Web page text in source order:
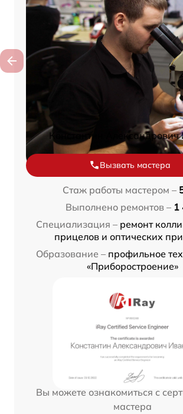
Константин Александрович
Вызвать мастера
Стаж работы мастером –
Выполнено ремонтов – 1
Специализация – ремонт
прицелов и оптических
Образование – профильное
«Приборостроение»
Вы можете ознакомиться с
мастера